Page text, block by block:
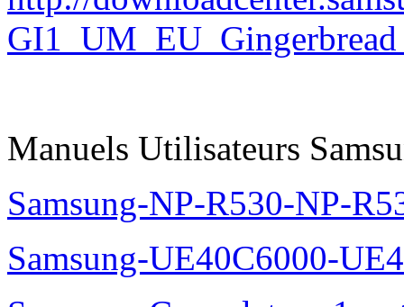
Manuels Utilisateurs
Samsung-NP-R530-NP-
Samsung-UE40C6000-